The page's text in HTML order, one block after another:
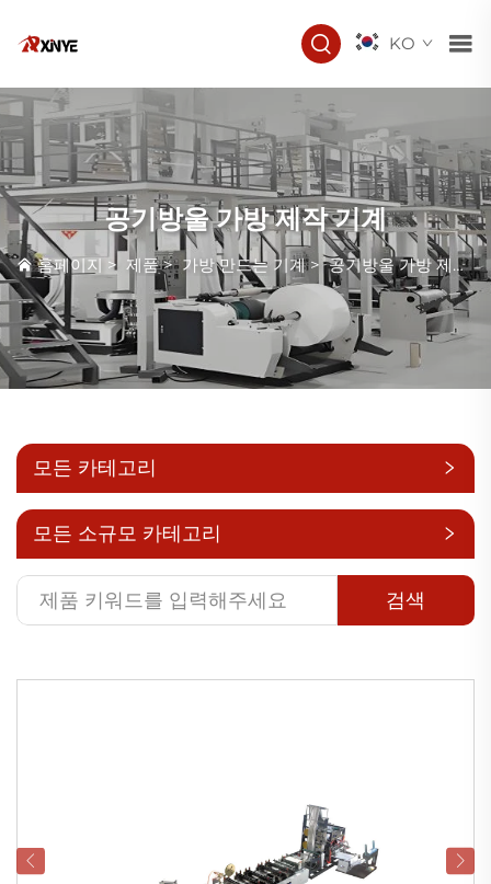
KO
공기방울 가방 제작 기계
홈페이지 > 제품>가방 만드는 기계>공기방울 가방 제작 기계
모든 카테고리
모든 소규모 카테고리
검색